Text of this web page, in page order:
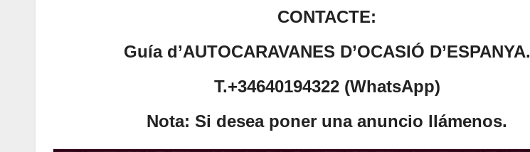
CONTACTE:
Guía d’AUTOCARAVANES D’OCASIÓ D’ESPANYA.
T.+34640194322 (WhatsApp)
Nota: Si desea poner una anuncio llámenos.